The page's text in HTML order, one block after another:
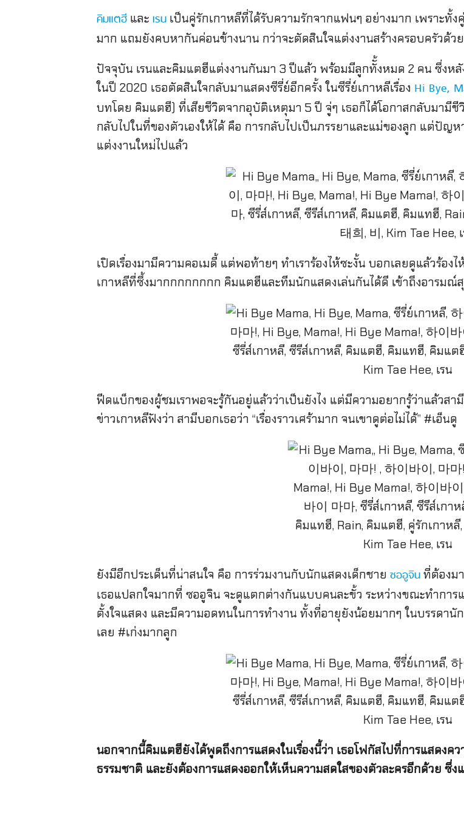
คิมแตฮีและ เรนเป็นคู่รักเกาหลีที่ได้รับความรักจากแฟนๆ อย่างมาก เพราะทั้
มาก แถมยังคบหากันค่อนข้างนาน กว่าจะตัดสินใจแต่งงานสร้างครอบครัวด้ว
ปัจจุบัน เรนและคิมแตฮีแต่งงานกันมา 3 ปีแล้ว พร้อมมีลูกทัั้งหมด 2 คน ซึ่งห
ในปี 2020 เธอตัดสินใจกลับมาแสดงซีรี่ย์อีกครั้ง ในซีรี่ย์เกาหลีเรื่อง Hi Bye,
บทโดย คิมแตฮี) ที่เสียชีวิตจากอุบัติเหตุมา 5 ปี จู่ๆ เธอก็ได้โอกาสกลับมามี
กลับไปในที่ของตัวเองให้ได้ คือ การกลับไปเป็นภรรยาและแม่ของลูก แต่ปัญ
แต่งงานใหม่ไปแล้ว
เปิดเรื่องมามีความคอเมดี้ แต่พอท้ายๆ ทำเราร้องไห้ซะงั้น บอกเลยดูแล้วร้อ
เกาหลีที่ซึ้งมากกกกกกกก คิมแตฮีและทีมนักแสดงเล่นกันได้ดี เข้าถึงอารมณ์
ฟีดแบ็กของผู้ชมเราพอจะรู้กันอยู่แล้วว่าเป็นยังไง แต่มีความอยากรู้ว่าแล้วส
ข่าวเกาหลีฟังว่า สามีบอกเธอว่า “เรื่องราวเศร้ามาก จนเขาดูต่อไม่ได้” #เอ็นดู
ยังมีอีกประเด็นที่น่าสนใจ คือ การร่วมงานกับนักแสดงเด็กชาย ซออูจินที่ต้องมา
เธอแปลกใจมากที่ ซออูจิน จะดูแตกต่างกันแบบคนละขั้ว ระหว่างขณะทำการ
ตั้งใจแสดง และมีความอดทนในการทำงาน ทั้งที่อายุยังน้อยมากๆ ในบรรด
เลย #เก่งมากลูก
นอกจากนี้คิมแตฮียังได้พูดถึงการแสดงในเรื่องนี้ว่า เธอโฟกัสไปที่การแสดง
ธรรมชาติ และยังต้องการแสดงออกให้เห็นความสดใสของตัวละครอีกด้วย ซึ่